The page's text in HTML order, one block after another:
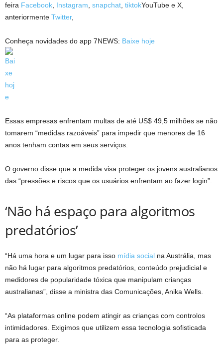
feira Facebook Instagram snapchat tiktokYouTube e X,
anteriormente Twitter,
Conheça novidades do app 7NEWS: Baixe hoje
Essas empresas enfrentam multas de até US$ 49,5 milhões se não
tomarem “medidas razoáveis” para impedir que menores de 16
anos tenham contas em seus serviços.
O governo disse que a medida visa proteger os jovens australianos
das “pressões e riscos que os usuários enfrentam ao fazer login”.
‘Não há espaço para algoritmos
predatórios’
“Há uma hora e um lugar para isso mídia social na Austrália, mas
não há lugar para algoritmos predatórios, conteúdo prejudicial e
medidores de popularidade tóxica que manipulam crianças
australianas”, disse a ministra das Comunicações, Anika Wells.
“As plataformas online podem atingir as crianças com controlos
intimidadores. Exigimos que utilizem essa tecnologia sofisticada
para as proteger.